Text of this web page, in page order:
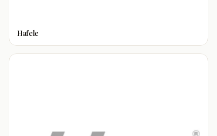
Hafele